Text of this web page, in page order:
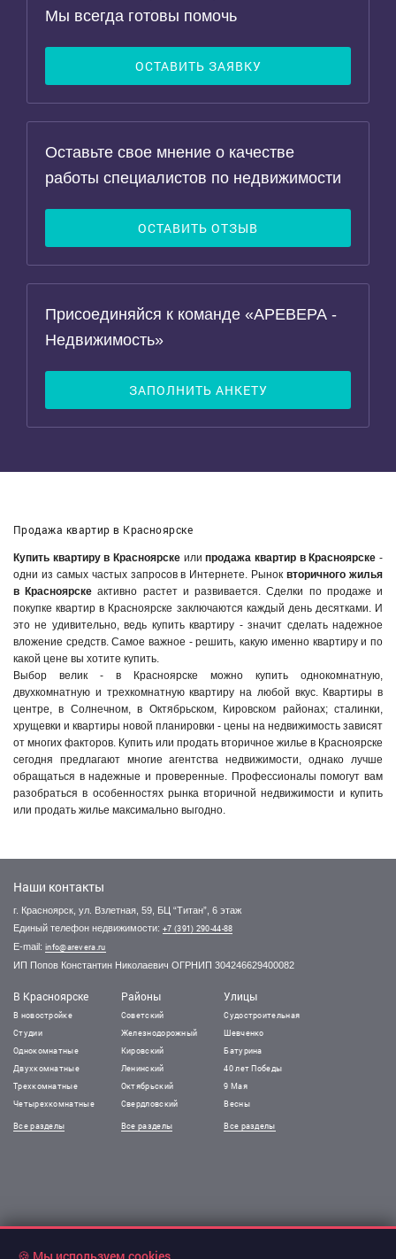
Мы всегда готовы помочь
ОСТАВИТЬ ЗАЯВКУ
Оставьте свое мнение о качестве
работы специалистов по недвижимости
ОСТАВИТЬ ОТЗЫВ
Присоединяйся к команде «АРЕВЕРА -
Недвижимость»
ЗАПОЛНИТЬ АНКЕТУ
Продажа квартир в Красноярске
Купить квартиру в Красноярске илипродажа квартир в Красноярске -
одни из самых частых запросов в Интернете. Рыноквторичного жилья
в Красноярске активно растет и развивается. Сделки по продаже и
покупке квартир в Красноярске заключаются каждый день десятками. И
это не удивительно, ведь купить квартиру - значит сделать надежное
вложение средств. Самое важное - решить, какую именно квартиру и по
какой цене вы хотите купить.
Выбор велик - в Красноярске можно купить однокомнатную,
двухкомнатную и трехкомнатную квартиру на любой вкус. Квартиры в
центре, в Солнечном, в Октябрьском, Кировском районах; сталинки,
хрущевки и квартиры новой планировки - цены на недвижимость зависят
от многих факторов. Купить или продать вторичное жилье в Красноярске
сегодня предлагают многие агентства недвижимости, однако лучше
обращаться в надежные и проверенные. Профессионалы помогут вам
разобраться в особенностях рынка вторичной недвижимости и купить
или продать жилье максимально выгодно.
Наши контакты
г. Красноярск, ул. Взлетная, 59, БЦ “Титан”, 6 этаж
Единый телефон недвижимости: +7 (391) 290-44-88
E-mail: info@arevera.ru
ИП Попов Константин Николаевич ОГРНИП 304246629400082
В Красноярске
В новостройке
Студии
Однокомнатные
Двухкомнатные
Трехкомнатные
Четырехкомнатные
Все разделы
Районы
Советский
Железнодорожный
Кировский
Ленинский
Октябрьский
Свердловский
Все разделы
Улицы
Судостроительная
Шевченко
Батурина
40 лет Победы
9 Мая
Весны
Все разделы